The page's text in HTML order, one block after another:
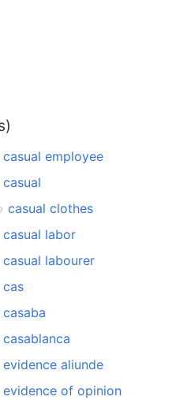
casual employee
casual
casual clothes
casual labor
casual labourer
cas
casaba
casablanca
evidence aliunde
evidence of opinion